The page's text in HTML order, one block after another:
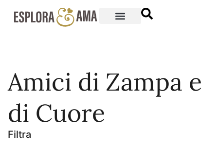
Amici di Zampa e
di Cuore
Filtra